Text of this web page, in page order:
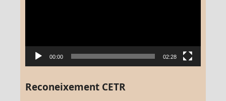
00:00 02:28
Reconeixement CETR